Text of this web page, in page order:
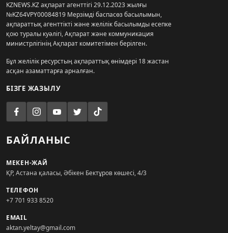
KZNEWS.KZ ақпарат агенттігі 29.12.2023 жылғы
№KZ64VPY00084819 Мерзімді баспасөз басылымын,
ақпараттық агенттікті және желілік басылымды есепке
қою туралы куәлігі, Ақпарат және коммуникация
министрлігінің Ақпарат комитетімен берілген.
Бұл желілік ресурстың ақпараттық өнімдері 18 жастан
асқан азаматтарға арналған.
БІЗГЕ ЖАЗЫЛУ
БАЙЛАНЫС
МЕКЕН-ЖАЙ
ҚР, Астана қаласы, Әбікен Бектұров көшесі, 4/3
ТЕЛЕФОН
+7 701 933 8520
EMAIL
aktan.yeltay@gmail.com